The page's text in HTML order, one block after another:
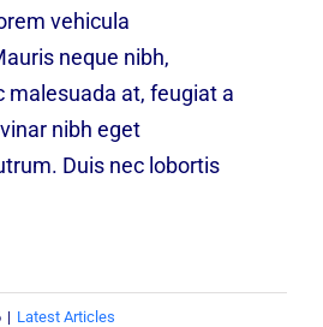
vehicula
neque nibh,
malesuada at, feugiat a
nibh eget
Duis nec lobortis
| Latest Articles